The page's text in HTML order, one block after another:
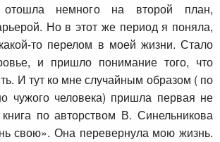
немного на второй план,
Но в этот же период я поняла,
то перелом в моей жизни. Стало
и пришло понимание того, что
И тут ко мне случайным образом ( по
чужого человека) пришла первая не
по авторством В. Синельникова
свою». Она перевернула мою жизнь.